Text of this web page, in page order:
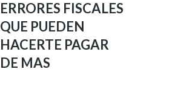
ERRORES FISCALES
QUE PUEDEN
HACERTE PAGAR
DE MAS